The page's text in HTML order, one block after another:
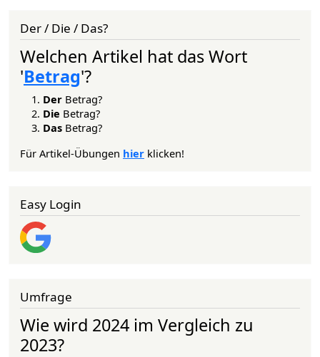
Der / Die / Das?
Welchen Artikel hat das Wort
'Betrag'?
Der Betrag?
Die Betrag?
Das Betrag?
Für Artikel-Übungen hier klicken!
Easy Login
Umfrage
Wie wird 2024 im Vergleich zu
2023?